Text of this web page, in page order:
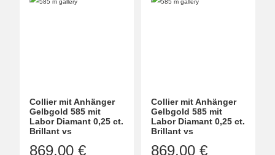
Collier mit Anhänger
Gelbgold 585 mit
Labor Diamant 0,25 ct.
Brillant vs
869,00 €
Collier mit Anhänger
Gelbgold 585 mit
Labor Diamant 0,25 ct.
Brillant vs
869,00 €